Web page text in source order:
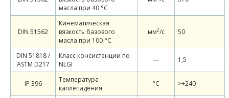
масла при 40 °С
DIN 51562
Кинематическая
вязкость базового
масла при 100 °С
мм2/c 50
DIN 51818 /
ASTM D217
Класс консистенции по
NLGI
— 1,5
IP 396
Температура
каплепадения
°C >+240